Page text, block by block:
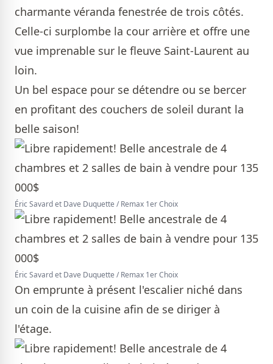
charmante véranda fenestrée de trois côtés.
Celle-ci surplombe la cour arrière et offre une
vue imprenable sur le fleuve Saint-Laurent au
loin.
Un bel espace pour se détendre ou se bercer
en profitant des couchers de soleil durant la
belle saison!
Éric Savard et Dave Duquette / Remax 1er Choix
Éric Savard et Dave Duquette / Remax 1er Choix
On emprunte à présent l'escalier niché dans
un coin de la cuisine afin de se diriger à
l'étage.